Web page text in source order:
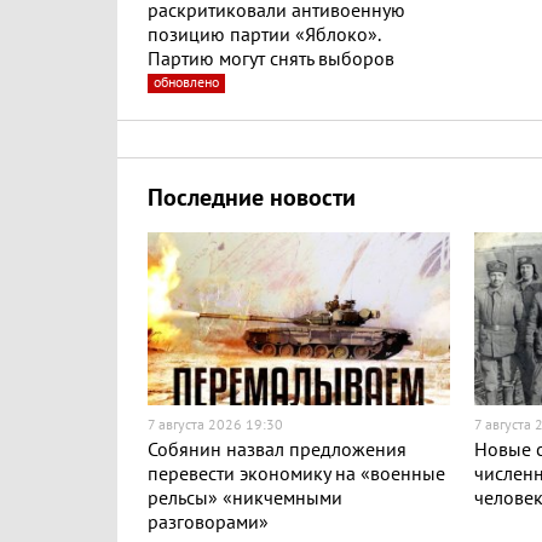
раскритиковали антивоенную
позицию партии «Яблоко».
Партию могут снять выборов
обновлено
Последние новости
7 августа 2026 19:30
Собянин назвал предложения
перевести экономику на «военные
рельсы» «никчемными
разговорами»
7
Новые
человек